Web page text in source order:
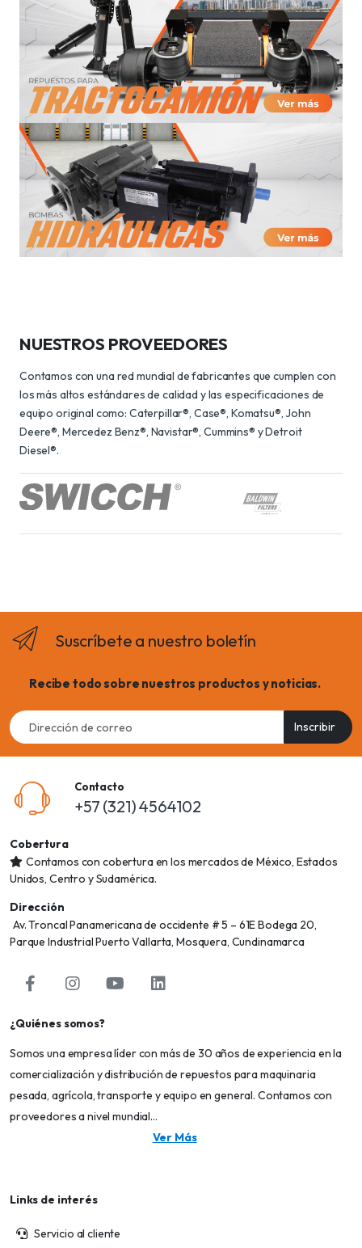
NUESTROS PROVEEDORES
Contamos con una red mundial de fabricantes que cumplen con
los más altos estándares de calidad y las especificaciones de
equipo original como: Caterpillar®, Case®, Komatsu®, John
Deere®, Mercedez Benz®, Navistar®, Cummins® y Detroit
Diesel®.
Suscríbete a nuestro boletín
Recibe todo sobre nuestros productos y noticias.
Email
address
Inscribir
Contacto
+57 (321) 4564102
Cobertura
Contamos con cobertura en los mercados de México, Estados
Unidos, Centro y Sudamérica.
Dirección
Av. Troncal Panamericana de occidente # 5 – 61E Bodega 20,
Parque Industrial Puerto Vallarta, Mosquera, Cundinamarca
¿Quiénes somos?
Somos una empresa líder con más de 30 años de experiencia en la
comercialización y distribución de repuestos para maquinaria
pesada, agrícola, transporte y equipo en general. Contamos con
proveedores a nivel mundial...
Ver Más
Links de interés
Servicio al cliente